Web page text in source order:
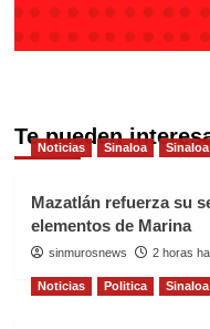
Te pueden
Noticias Sinaloa Sinaloa
Mazatlán refuerza su
elementos de Marina
sinmurosnews 2 horas
Noticias Politica Sinaloa